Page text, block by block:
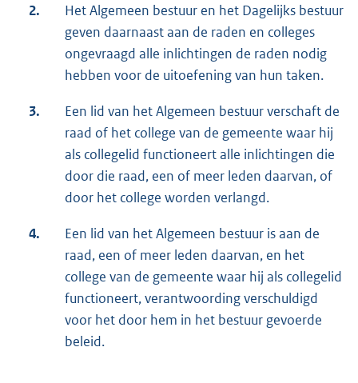
2.
Het Algemeen bestuur en het Dagelijks bestuur
geven daarnaast aan de raden en colleges
ongevraagd alle inlichtingen de raden nodig
hebben voor de uitoefening van hun taken.
3.
Een lid van het Algemeen bestuur verschaft de
raad of het college van de gemeente waar hij
als collegelid functioneert alle inlichtingen die
door die raad, een of meer leden daarvan, of
door het college worden verlangd.
4.
Een lid van het Algemeen bestuur is aan de
raad, een of meer leden daarvan, en het
college van de gemeente waar hij als collegelid
functioneert, verantwoording verschuldigd
voor het door hem in het bestuur gevoerde
beleid.